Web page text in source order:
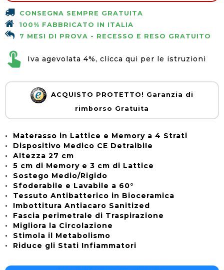
CONSEGNA SEMPRE GRATUITA
100% FABBRICATO IN ITALIA
7 MESI DI PROVA - RECESSO E RESO GRATUITO
Iva agevolata 4%, clicca qui per le istruzioni
ACQUISTO PROTETTO! Garanzia di
rimborso Gratuita
• Materasso in Lattice e Memory a 4 Strati
• Dispositivo Medico CE Detraibile
• Altezza 27 cm
• 5 cm di Memory e 3 cm di Lattice
• Sostego Medio/Rigido
• Sfoderabile e Lavabile a 60°
• Tessuto Antibatterico in Bioceramica
• Imbottitura Antiacaro Sanitized
• Fascia perimetrale di Traspirazione
• Migliora la Circolazione
• Stimola il Metabolismo
• Riduce gli Stati Infiammatori